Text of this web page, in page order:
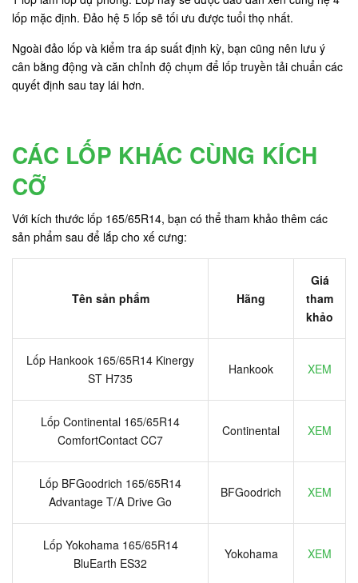
lốp mặc định. Đảo hệ 5 lốp sẽ tối ưu được tuổi thọ nhất.
Ngoài đảo lốp và kiểm tra áp suất định kỳ, bạn cũng nên lưu ý
cân bằng động và căn chỉnh độ chụm để lốp truyền tải chuẩn các
quyết định sau tay lái hơn.
CÁC LỐP KHÁC CÙNG KÍCH
CỠ
Với kích thước lốp 165/65R14, bạn có thể tham khảo thêm các
sản phẩm sau để lắp cho xế cưng:
Tên sản phẩm Hãng
Giá
tham
khảo
Lốp Hankook 165/65R14 Kinergy
ST H735
Hankook XEM
Lốp Continental 165/65R14
ComfortContact CC7
Continental XEM
Lốp BFGoodrich 165/65R14
Advantage T/A Drive Go
BFGoodrich XEM
Lốp Yokohama 165/65R14
BluEarth ES32
Yokohama XEM